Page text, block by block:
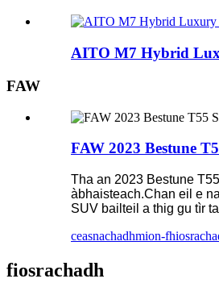
AITO M7 Hybrid
FAW
FAW 2023 Bestune
Tha an 2023 Bestune
àbhaisteach.Chan eil e
SUV bailteil a thig gu tìr
ceasnachadhmion-
fiosrachadh